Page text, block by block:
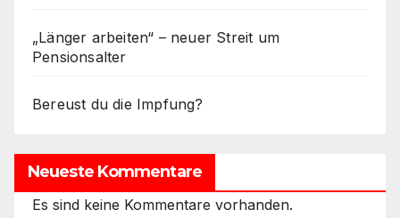
„Länger arbeiten“ – neuer Streit um
Pensionsalter
Bereust du die Impfung?
Neueste Kommentare
Es sind keine Kommentare vorhanden.